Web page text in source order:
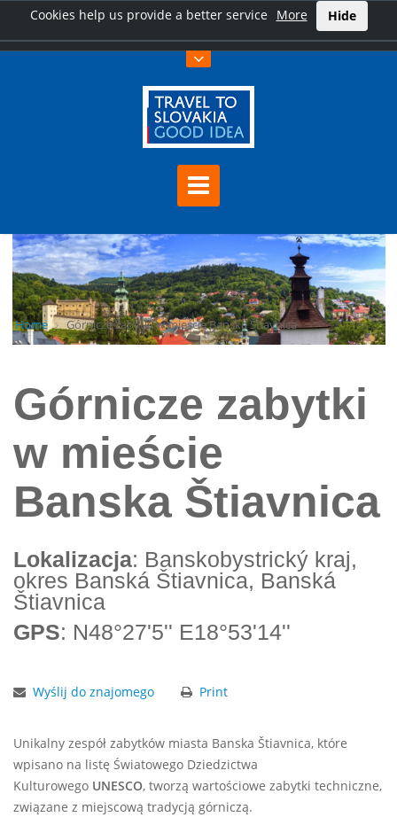
Cookies help us provide a better service More Hide
Home Górnicze zabytki w mieście Banska Štiavnica
Górnicze zabytki
w mieście
Banska Štiavnica
Lokalizacja: Banskobystrický kraj,
okres Banská Štiavnica, Banská
Štiavnica
GPS: N48°27'5'' E18°53'14''
Wyślij do znajomego Print
Unikalny zespół zabytków miasta Banska Štiavnica, które
wpisano na listę Światowego Dziedzictwa
Kulturowego UNESCO, tworzą wartościowe zabytki techniczne,
związane z miejscową tradycją górniczą.